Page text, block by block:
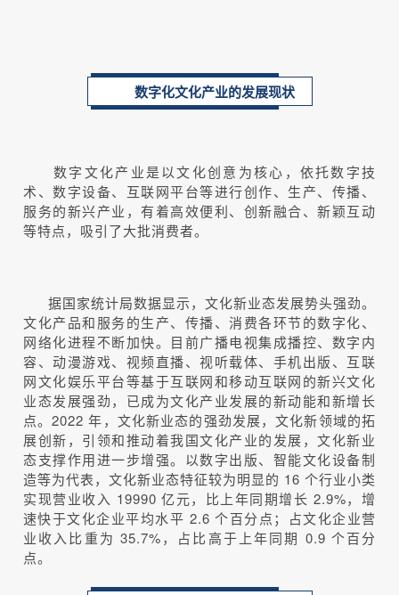
数字化文化产业的发展现状
数字文化产业是以文化创意为核心，依托数字技
术、数字设备、互联网平台等进行创作、生产、传播、
服务的新兴产业，有着高效便利、创新融合、新颖互动
等特点，吸引了大批消费者。
据国家统计局数据显示，文化新业态发展势头强劲。
文化产品和服务的生产、传播、消费各环节的数字化、
网络化进程不断加快。目前广播电视集成播控、数字内
容、动漫游戏、视频直播、视听载体、手机出版、互联
网文化娱乐平台等基于互联网和移动互联网的新兴文化
业态发展强劲，已成为文化产业发展的新动能和新增长
点。2022 年，文化新业态的强劲发展，文化新领域的拓
展创新，引领和推动着我国文化产业的发展，文化新业
态支撑作用进一步增强。以数字出版、智能文化设备制
造等为代表，文化新业态特征较为明显的 16 个行业小类
实现营业收入 19990 亿元，比上年同期增长 2.9%，增
速快于文化企业平均水平 2.6 个百分点；占文化企业营
业收入比重为 35.7%，占比高于上年同期 0.9 个百分
点。